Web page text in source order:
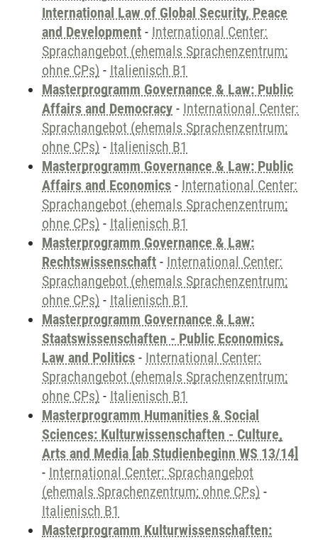
International Law of Global Security, Peace
and Development - International Center:
Sprachangebot (ehemals Sprachenzentrum;
ohne CPs) - Italienisch B1
Masterprogramm Governance & Law: Public
Affairs and Democracy - International Center:
Sprachangebot (ehemals Sprachenzentrum;
ohne CPs) - Italienisch B1
Masterprogramm Governance & Law: Public
Affairs and Economics - International Center:
Sprachangebot (ehemals Sprachenzentrum;
ohne CPs) - Italienisch B1
Masterprogramm Governance & Law:
Rechtswissenschaft - International Center:
Sprachangebot (ehemals Sprachenzentrum;
ohne CPs) - Italienisch B1
Masterprogramm Governance & Law:
Staatswissenschaften - Public Economics,
Law and Politics - International Center:
Sprachangebot (ehemals Sprachenzentrum;
ohne CPs) - Italienisch B1
Masterprogramm Humanities & Social
Sciences: Kulturwissenschaften - Culture,
Arts and Media [ab Studienbeginn WS 13/14]
- International Center: Sprachangebot
(ehemals Sprachenzentrum; ohne CPs) -
Italienisch B1
Masterprogramm Kulturwissenschaften: